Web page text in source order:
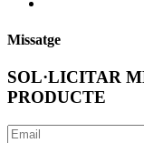
Missatge
SOL·LICITAR
PRODUCTE